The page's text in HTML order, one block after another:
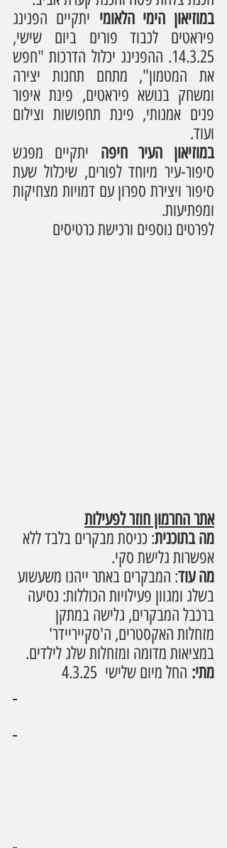
במוזיאון הימי הלאומי
ועוד.
במוזיאון העיר חיפה
ומפתיעות.
לפרטים נוספים ורכישת כרטיסים
אתר החרמון חוזר לפעילות
מה בתוכנית: כניסת מבקרים בלבד ללא
אפשרות גלישת סקי.
מה עוד: המבקרים באתר ייהנו משעשוע
בשלג ומגוון פעילויות הכוללות: נסיעה
ברכבל המבקרים, גלישה במתקן
מזחלות האקסטרים, ה'סקייריידר'
במציאות מדומה ומזחלות שלג לילדים.
מתי: החל מיום שלישי  4.3.25